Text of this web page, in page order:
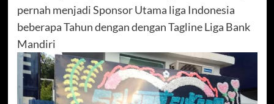
pernah menjadi Sponsor Utama liga Indonesia
beberapa Tahun dengan dengan Tagline Liga Bank
Mandiri